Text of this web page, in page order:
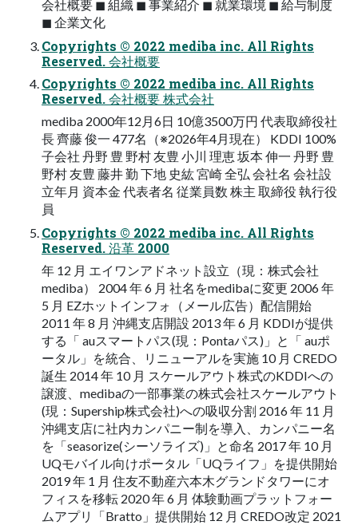
会社概要 ◼ 組織 ◼ 事業紹介 ◼ 就業環境 ◼ 給与制度
◼ 企業文化
Copyrights © 2022 mediba inc. All Rights
Reserved. 会社概要
Copyrights © 2022 mediba inc. All Rights
Reserved. 会社概要 株式会社
mediba 2000年12月6日 10億3500万円 代表取締役社
長 齊藤 俊一 477名（※2026年4月現在） KDDI 100%
子会社 丹野 豊 野村 友豊 小川 理恵 坂本 伸一 丹野 豊
野村 友豊 藤井 勤 下地 史紘 宮崎 全弘 会社名 会社設
立年月 資本金 代表者名 従業員数 株主 取締役 執行役
員
Copyrights © 2022 mediba inc. All Rights
Reserved. 沿革 2000
年 12 月 エイワンアドネット設立（現：株式会社
mediba） 2004 年 6 月 社名をmedibaに変更 2006 年
5 月 EZホットインフォ（メール広告）配信開始
2011 年 8 月 沖縄支店開設 2013 年 6 月 KDDIが提供
する「 auスマートパス(現：Pontaパス)」と「 auポ
ータル」を統合、リニューアルを実施 10 月 CREDO
誕生 2014 年 10 月 スケールアウト株式のKDDIへの
譲渡、medibaの一部事業の株式会社スケールアウト
(現：Supership株式会社)への吸収分割 2016 年 11 月
沖縄支店に社内カンパニー制を導入、カンパニー名
を「seasorize(シーソライズ)」と命名 2017 年 10 月
UQモバイル向けポータル「UQライフ」を提供開始
2019 年 1 月 住友不動産六本木グランドタワーにオ
フィスを移転 2020 年 6 月 体験動画プラットフォー
ムアプリ「Bratto」提供開始 12 月 CREDO改定 2021